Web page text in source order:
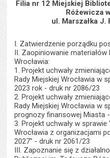
Filia nr 12 Miejskiej
Różewicza
ul. Marszałka J.
I. Zatwierdzenie porządku
II. Zaopiniowanie materiałów
Wrocławia:
1. Projekt uchwały
Rady Miejskiej Wrocławia w
2023 rok - druk nr 2086/23
2. Projekt uchwały
Rady Miejskiej Wrocławia w
prognozy finansowej Miasta
3. Projekt uchwały w
Wrocławia z organizacjami
2027" - druk nr 2061/23
III. Zapoznanie się z